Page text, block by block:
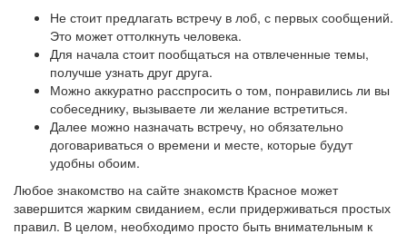
Не стоит предлагать встречу в лоб, с первых сообщений.
Это может оттолкнуть человека.
Для начала стоит пообщаться на отвлеченные темы,
получше узнать друг друга.
Можно аккуратно расспросить о том, понравились ли вы
собеседнику, вызываете ли желание встретиться.
Далее можно назначать встречу, но обязательно
договариваться о времени и месте, которые будут
удобны обоим.
Любое знакомство на сайте знакомств Красное может
завершится жарким свиданием, если придерживаться простых
правил. В целом, необходимо просто быть внимательным к